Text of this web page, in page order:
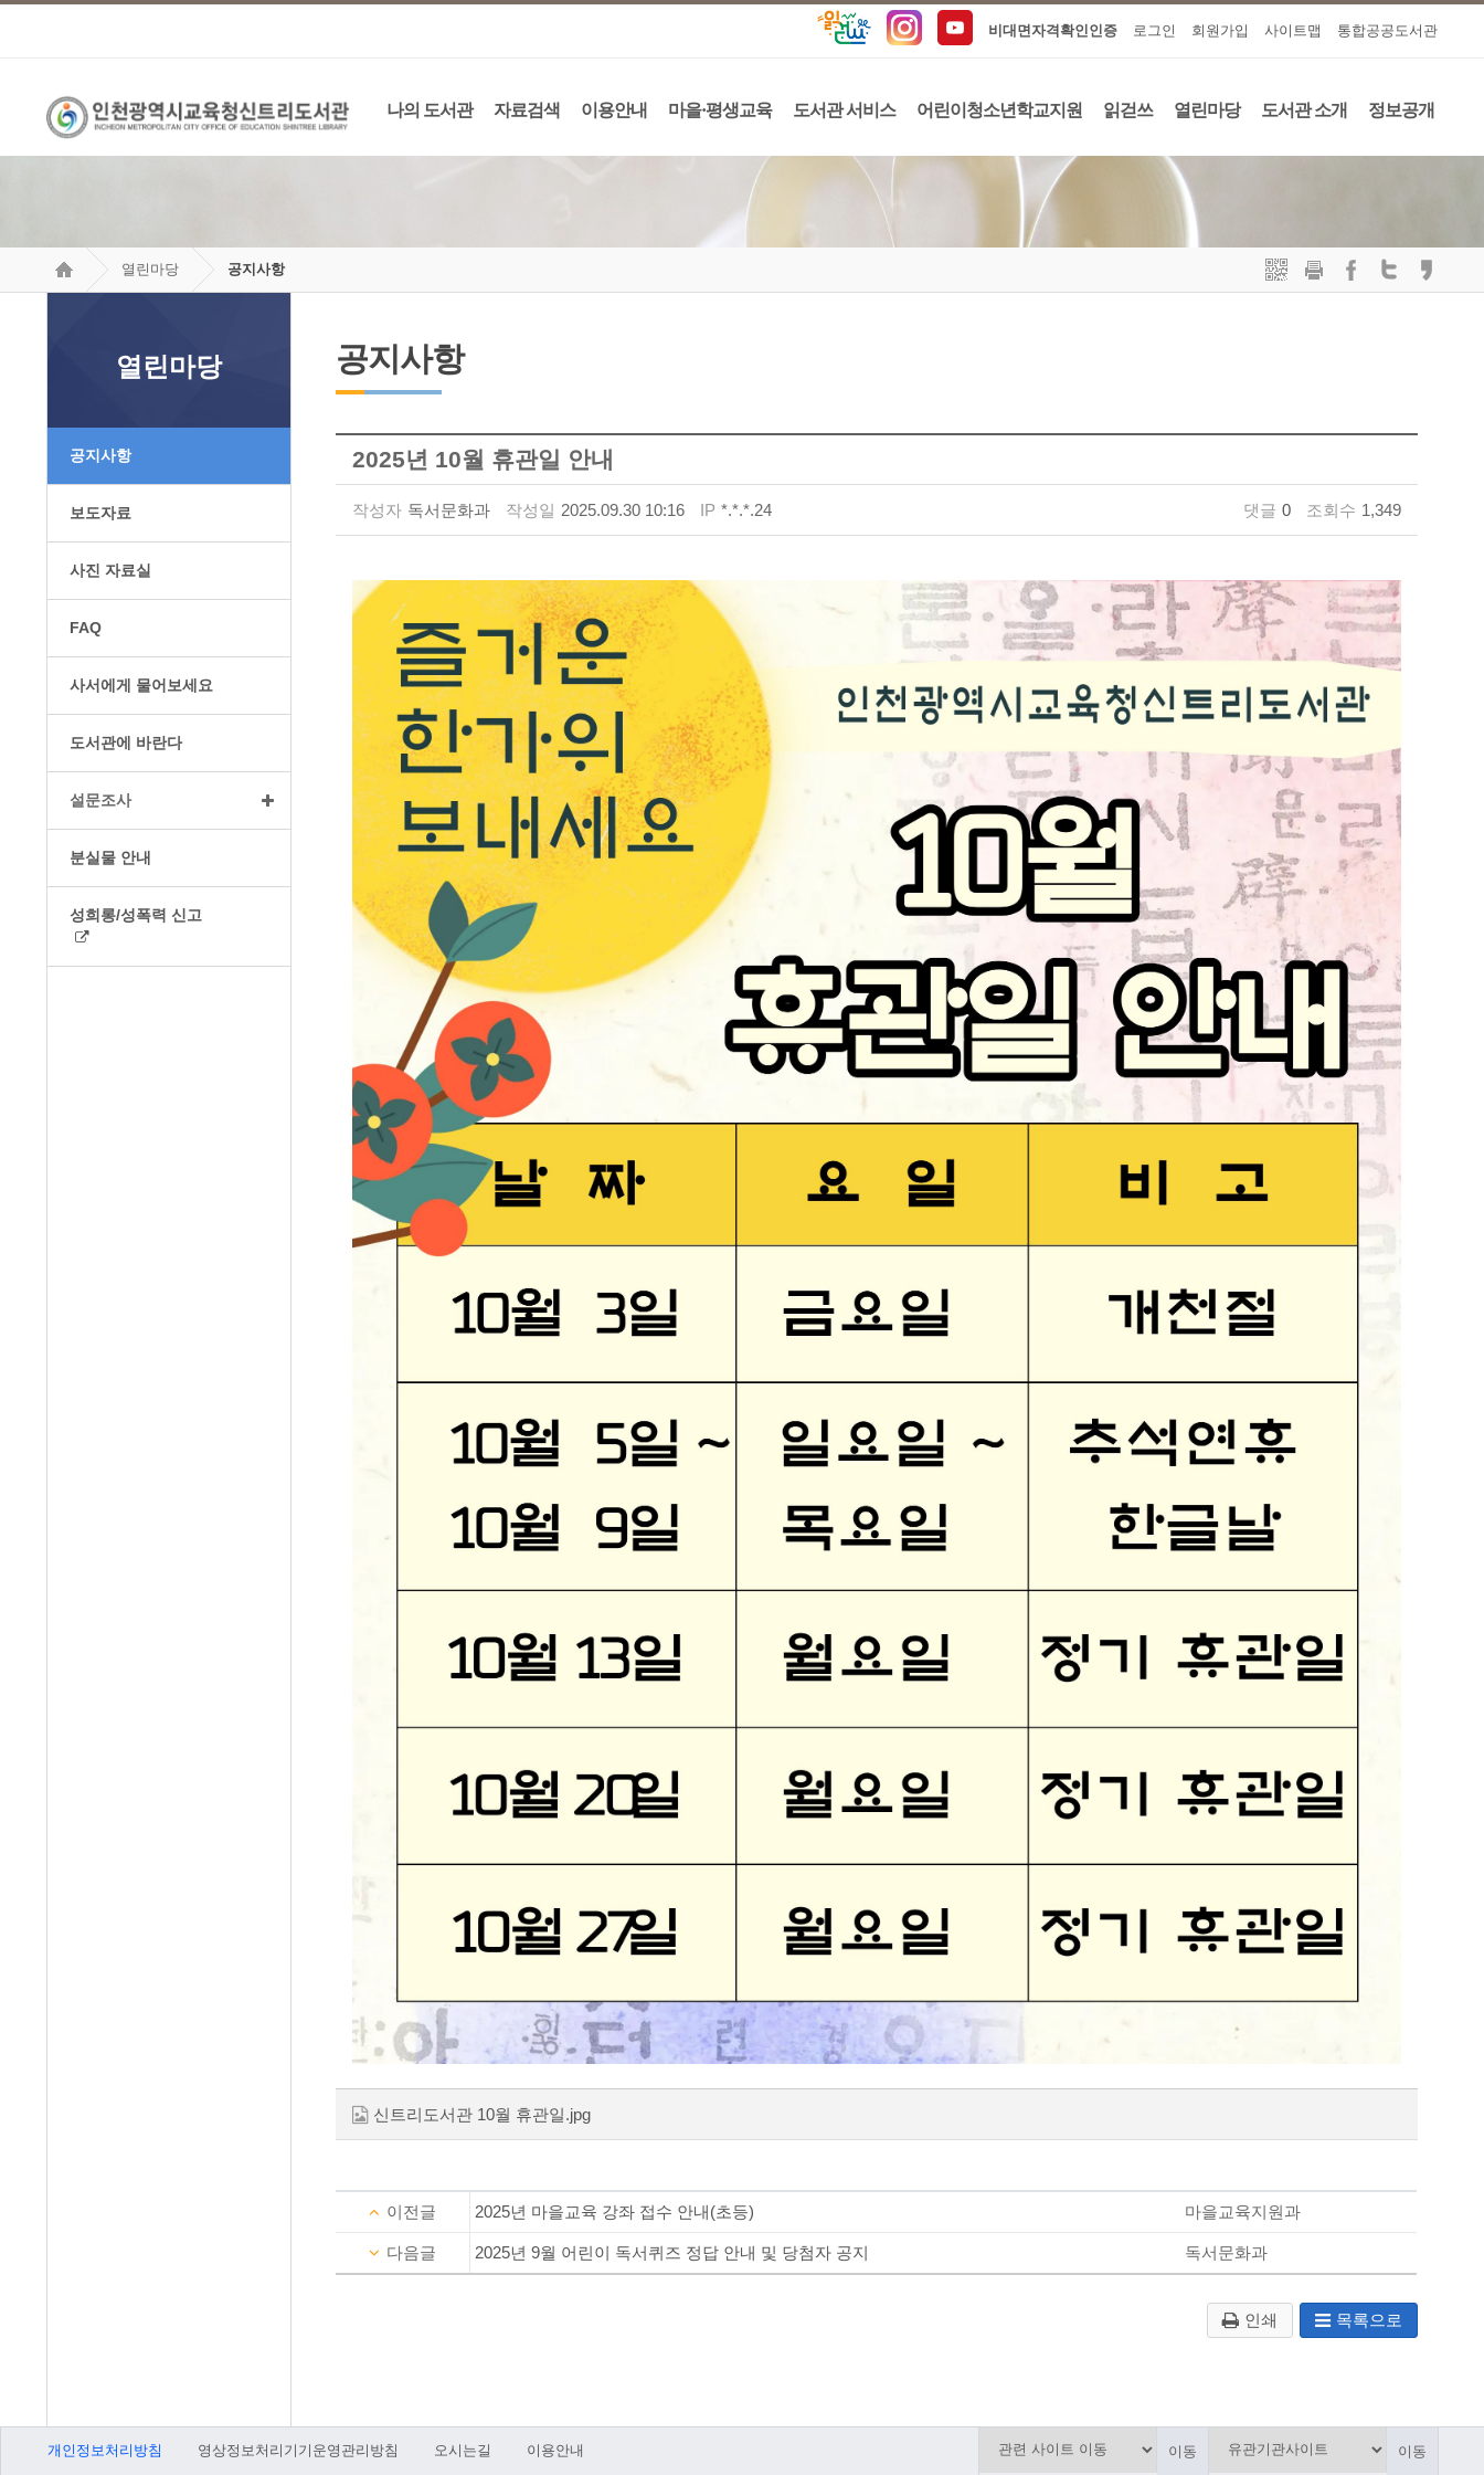
비대면자격확인인증 로그인 회원가입 사이트맵 통합공공도서관
나의 도서관 자료검색 이용안내 마을·평생교육 도서관 서비스 어린이청소년학교지원 읽걷쓰 열린마당 도서관 소개 정보공개
열린마당 공지사항
열린마당
공지사항
보도자료
사진 자료실
FAQ
사서에게 물어보세요
도서관에 바란다
설문조사
분실물 안내
성희롱/성폭력 신고
공지사항
2025년 10월 휴관일 안내
작성자 독서문화과 작성일 2025.09.30 10:16 IP *.*.*.24 댓글 0 조회수 1,349
신트리도서관 10월 휴관일.jpg
이전글 2025년 마을교육 강좌 접수 안내(초등) 마을교육지원과
다음글 2025년 9월 어린이 독서퀴즈 정답 안내 및 당첨자 공지 독서문화과
인쇄 목록으로
개인정보처리방침 영상정보처리기기운영관리방침 오시는길 이용안내 이동 이동